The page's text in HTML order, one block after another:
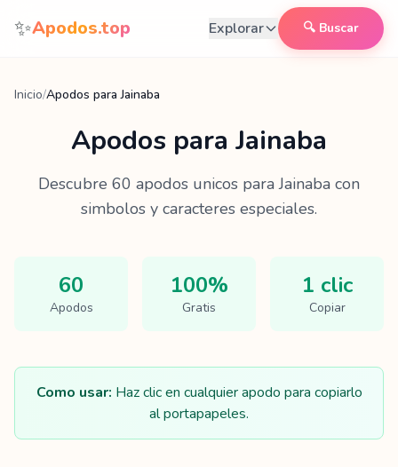
Saltar al contenido
✨Apodos.top Explorar 🔍 Buscar
Inicio/Apodos para Jainaba
Apodos para Jainaba
Descubre 60 apodos unicos paraJainaba con
simbolos y caracteres especiales.
60
Apodos
100%
Gratis
1 clic
Copiar
Como usar: Haz clic en cualquier apodo para copiarlo
al portapapeles.